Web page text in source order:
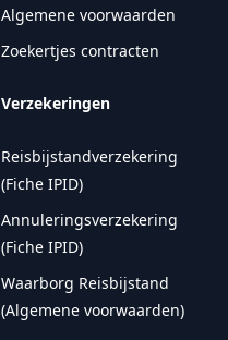
Algemene voorwaarden
Zoekertjes contracten
Verzekeringen
Reisbijstandverzekering
(Fiche IPID)
Annuleringsverzekering
(Fiche IPID)
Waarborg Reisbijstand
(Algemene voorwaarden)